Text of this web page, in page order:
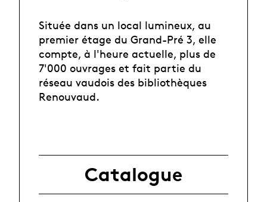
Située dans un local lumineux, au
premier étage du Grand-Pré 3, elle
compte, à l'heure actuelle, plus de
7'000 ouvrages et fait partie du
réseau vaudois des bibliothèques
Renouvaud.
Catalogue